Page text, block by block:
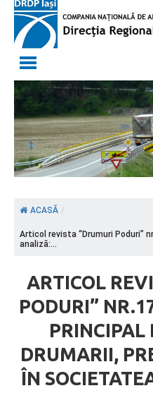
ACASĂ /
Articol revista “Drumuri Poduri”
analiză:...
ARTICOL
PODURI”
DRUMARII,
ÎN